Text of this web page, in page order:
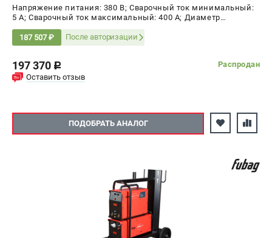
Напряжение питания: 380 В; Сварочный ток минимальный:
5 А; Сварочный ток максимальный: 400 А; Диаметр
Мощность: 13 кВт
187 507 ₽ После авторизации
197 370 c
Распродан
Оставить отзыв
ПОДОБРАТЬ АНАЛОГ